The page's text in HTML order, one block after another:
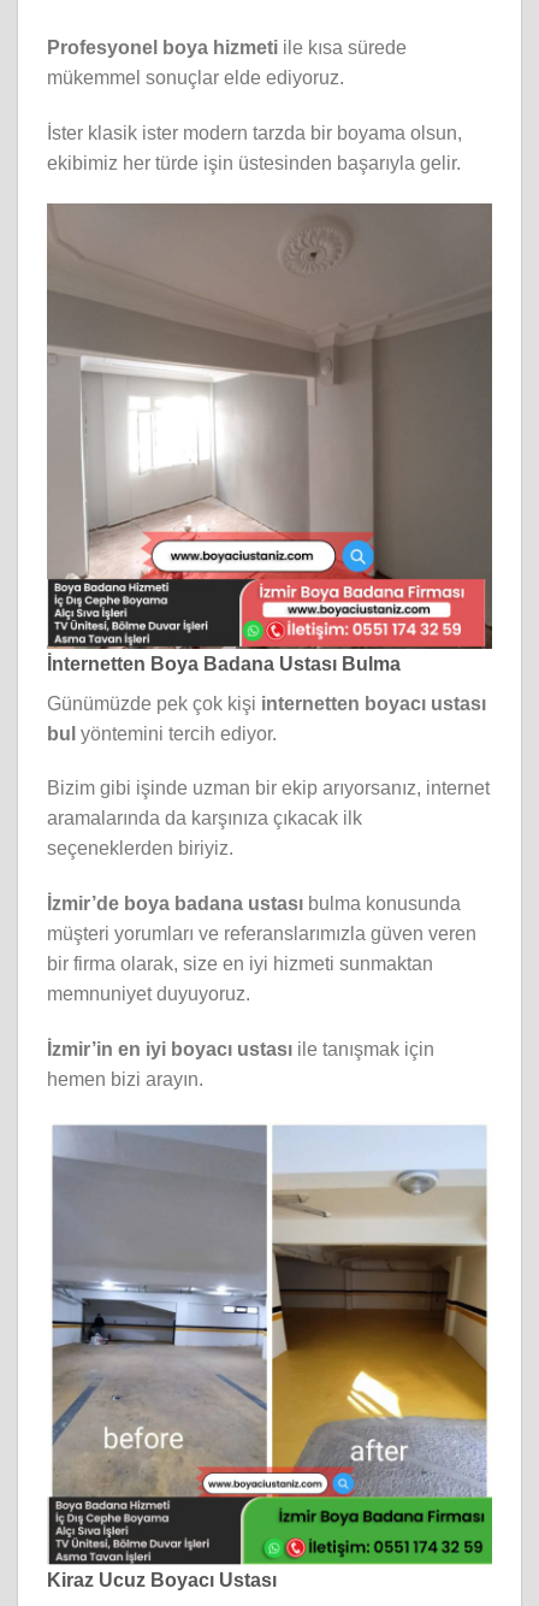
Profesyonel boya hizmeti ile kısa sürede
mükemmel sonuçlar elde ediyoruz.
İster klasik ister modern tarzda bir boyama olsun,
ekibimiz her türde işin üstesinden başarıyla gelir.
İnternetten Boya Badana Ustası Bulma
Günümüzde pek çok kişi internetten boyacı ustası
bul yöntemini tercih ediyor.
Bizim gibi işinde uzman bir ekip arıyorsanız, internet
aramalarında da karşınıza çıkacak ilk
seçeneklerden biriyiz.
İzmir’de boya badana ustası bulma konusunda
müşteri yorumları ve referanslarımızla güven veren
bir firma olarak, size en iyi hizmeti sunmaktan
memnuniyet duyuyoruz.
İzmir’in en iyi boyacı ustası ile tanışmak için
hemen bizi arayın.
Kiraz Ucuz Boyacı Ustası